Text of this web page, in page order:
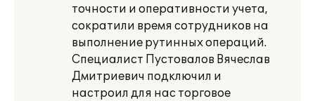
точности и оперативности учета,
сократили время сотрудников на
выполнение рутинных операций.
Специалист Пустовалов Вячеслав
Дмитриевич подключил и
настроил для нас торговое